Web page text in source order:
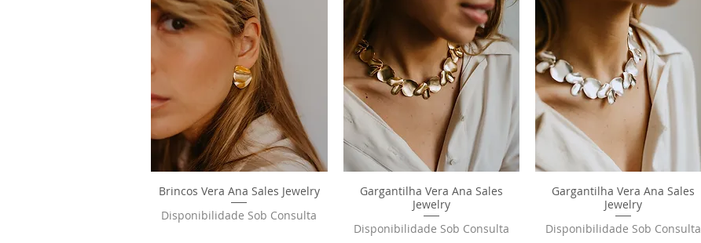
Visualização rápida
Brincos Vera Ana Sales Jewelry
Disponibilidade Sob Consulta
Visualização rápida
Gargantilha Vera Ana Sales
Jewelry
Disponibilidade Sob Consulta
Visualização rápida
Gargantilha Vera Ana Sales
Jewelry
Disponibilidade Sob Consulta